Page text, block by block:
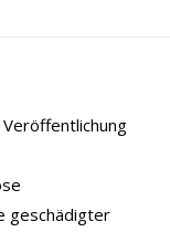
geschädigter